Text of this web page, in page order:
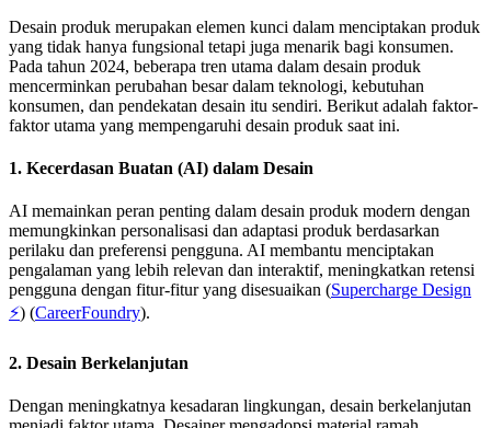
Desain produk merupakan elemen kunci dalam menciptakan produk
yang tidak hanya fungsional tetapi juga menarik bagi konsumen.
Pada tahun 2024, beberapa tren utama dalam desain produk
mencerminkan perubahan besar dalam teknologi, kebutuhan
konsumen, dan pendekatan desain itu sendiri. Berikut adalah faktor-
faktor utama yang mempengaruhi desain produk saat ini.
1. Kecerdasan Buatan (AI) dalam Desain
AI memainkan peran penting dalam desain produk modern dengan
memungkinkan personalisasi dan adaptasi produk berdasarkan
perilaku dan preferensi pengguna. AI membantu menciptakan
pengalaman yang lebih relevan dan interaktif, meningkatkan retensi
pengguna dengan fitur-fitur yang disesuaikan​ (Supercharge Design
⚡)​​ (CareerFoundry)​.
2. Desain Berkelanjutan
Dengan meningkatnya kesadaran lingkungan, desain berkelanjutan